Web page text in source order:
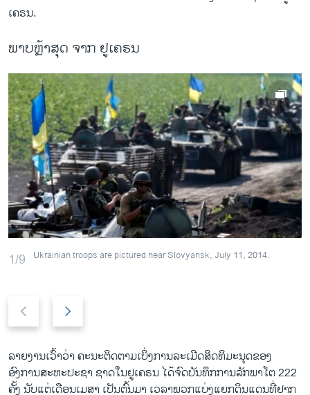
ເຄຣນ.
ພາບ​ຫຼ້າ​ສຸດ ຈາກ ຢູ​ເຄ​ຣນ
1/9 Ukrainian troops are pictured near Slovyansk, July 11, 2014.
v
i
o
t
s
l
ລາຍງານເວົ້າວ່າ ຄະນະຕິດຕາມເບິ່ງການລະເມີດສິດທິມະນຸດຂອງ
ອົງການສະຫະປະຊາ ຊາດໃນຢູເຄຣນ ໄດ້ຈົດບັນທຶກການລັກພາໂຕ 222
ຄັ້ງ ນັບແຕ່ເດືອນເມສາ ເປັນຕົ້ນມາ ເວລາພວກແບ່ງແຍກດິນແດນທີ່ຢາກ